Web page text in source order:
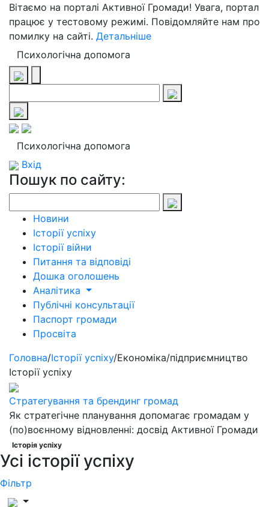
Вітаємо на порталі Активної Громади! Увага, портал
працює у тестовому режимі. Повідомляйте нам про
помилку на сайті. Детальніше
Психологічна допомога
Психологічна допомога
Вхід
Пошук по сайту:
Новини
Історії успіху
Історії війни
Питання та відповіді
Дошка оголошень
Аналітика
Публічні консультації
Паспорт громади
Просвіта
Головна/Історії успіху/Економіка/підприємництво
Історії успіху
Стратегування та брендинг громад
Як стратегічне планування допомагає громадам у
(по)воєнному відновленні: досвід Активної Громади
Історія успіху
Усі історії успіху
Фільтр